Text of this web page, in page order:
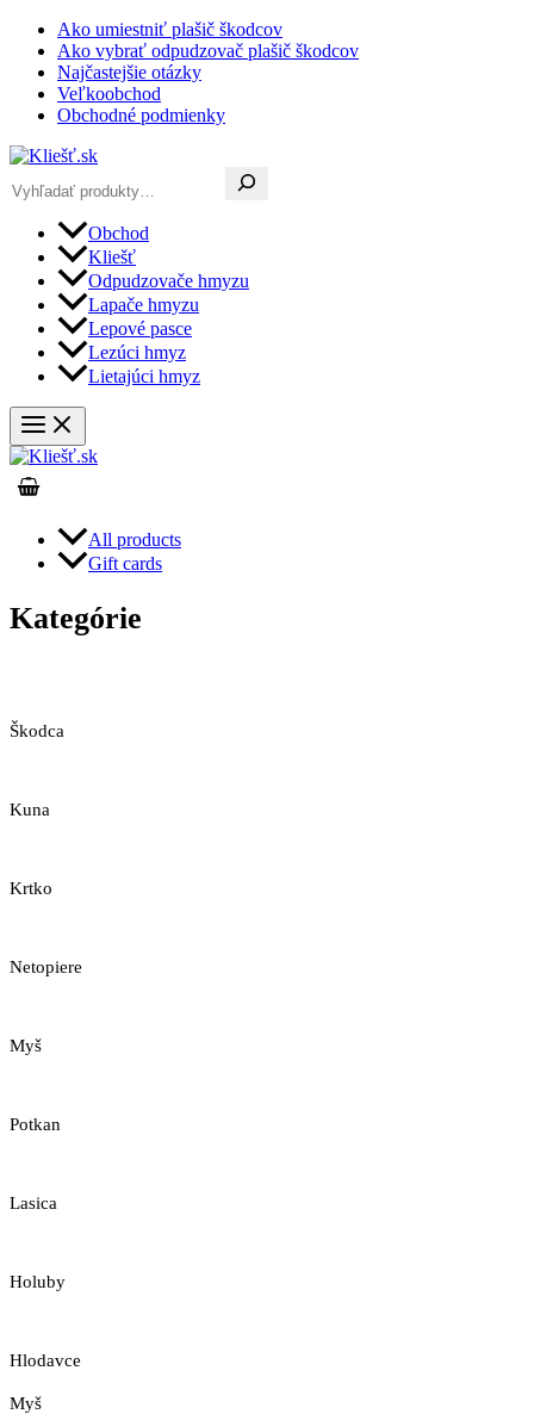
Preskočiť
obsah
Ako umiestniť plašič škodcov
Ako vybrať odpudzovač plašič škodcov
Najčastejšie otázky
Veľkoobchod
Obchodné podmienky
Obchod
Kliešť
Odpudzovače hmyzu
Lapače hmyzu
Lepové pasce
Lezúci hmyz
Lietajúci hmyz
All products
Gift cards
Kategórie
Škodca
Kuna
Krtko
Netopiere
Myš
Potkan
Lasica
Holuby
Hlodavce
Myš